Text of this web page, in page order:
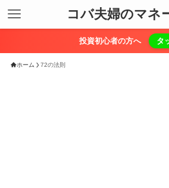
コバ夫婦のマネ
投資初心者の方へ タ
ホーム 72の法則